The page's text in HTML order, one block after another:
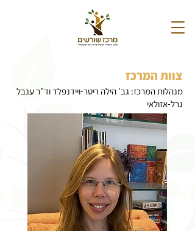
צוות המרכז
מנהלות המרכז: גב' הילה ריטר-ויידנפלד וד"ר ענבל
גרל-אזולאי